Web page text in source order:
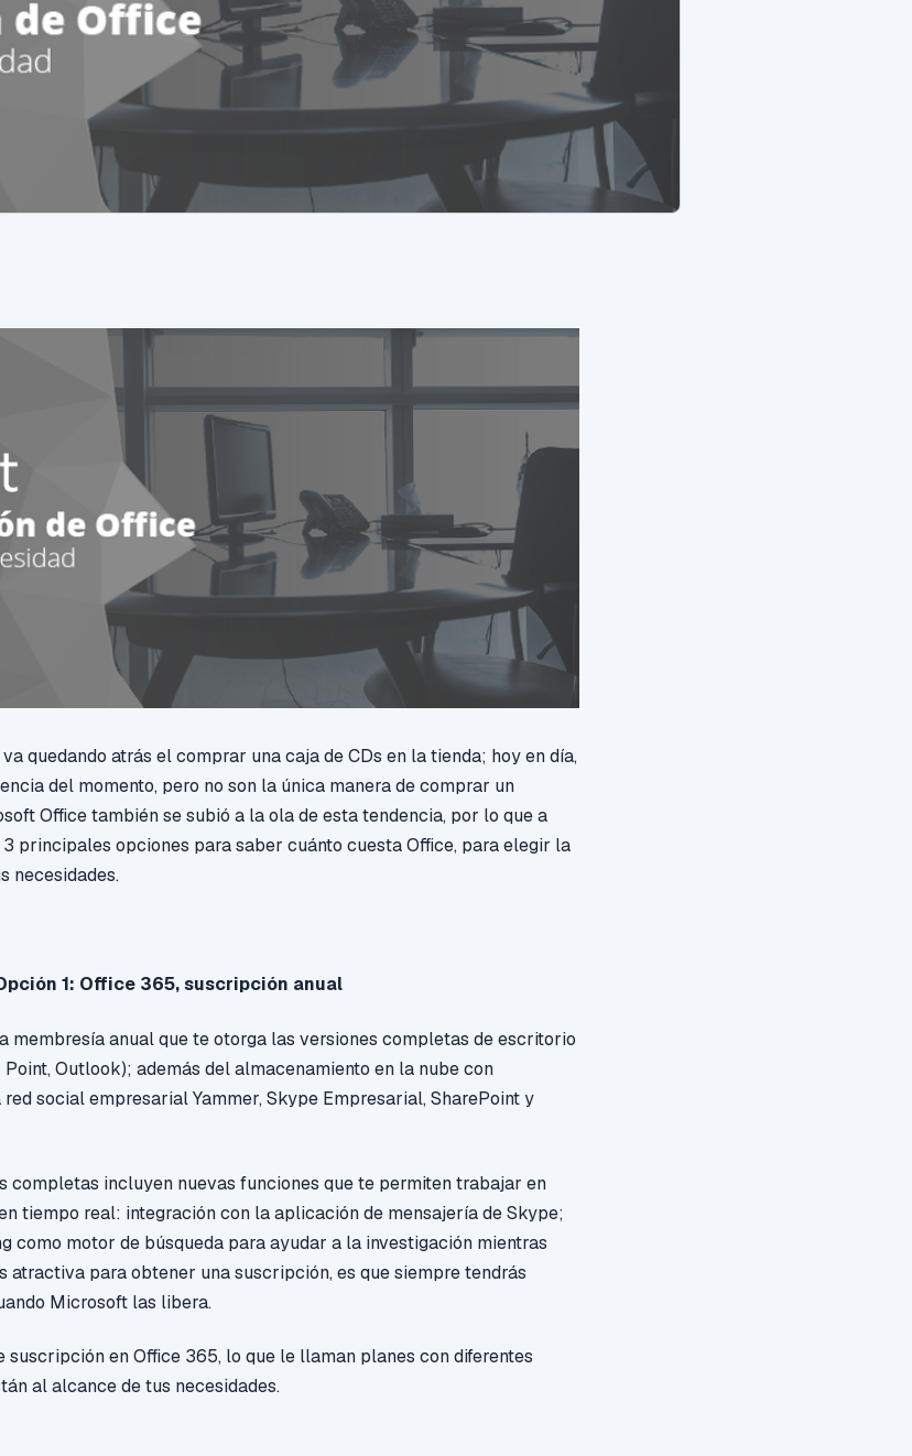
quedando atrás el comprar una caja deCDs en la tienda; hoy en día,
del momento, pero no son la única manera de comprar un
Office también se subió a la ola de esta tendencia, por lo que a
principales opciones para saber cuánto cuesta Office, para elegir la
necesidades.
1: Office 365, suscripción anual
membresía anual que te otorga las versiones completas de escritorio
Point, Outlook); además del almacenamiento en la nube con
red social empresarialYammer, Skype Empresarial,SharePointy
completas incluyen nuevas funciones que te permiten trabajar en
tiempo real: integración con la aplicación de mensajería de Skype;
como motor de búsqueda para ayudar a la investigación mientras
atractiva para obtener una suscripción, es que siempre tendrás
Microsoft las libera.
suscripción en Office 365, lo que le llaman planes condiferentes
al alcance de tus necesidades.